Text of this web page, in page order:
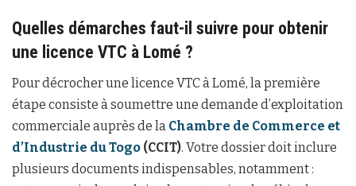
Quelles démarches faut-il suivre pour obtenir
une licence VTC à Lomé ?
Pour décrocher une licence VTC à Lomé, la première
étape consiste à soumettre une demande d’exploitation
commerciale auprès de la Chambre de Commerce et
d’Industrie du Togo (CCIT). Votre dossier doit inclure
plusieurs documents indispensables, notamment :